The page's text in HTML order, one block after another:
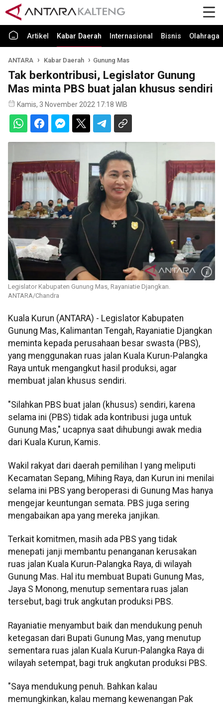
Artikel Kabar Daerah Internasional Bisnis Olahraga
ANTARA Kabar Daerah Gunung Mas
Tak berkontribusi, Legislator Gunung
Mas minta PBS buat jalan khusus sendiri
Kamis, 3 November 2022 17:18 WIB
Legislator Kabupaten Gunung Mas, Rayaniatie Djangkan.
ANTARA/Chandra
Kuala Kurun (ANTARA) - Legislator Kabupaten
Gunung Mas, Kalimantan Tengah, Rayaniatie Djangkan
meminta kepada perusahaan besar swasta (PBS),
yang menggunakan ruas jalan Kuala Kurun-Palangka
Raya untuk mengangkut hasil produksi, agar
membuat jalan khusus sendiri.
"Silahkan PBS buat jalan (khusus) sendiri, karena
selama ini (PBS) tidak ada kontribusi juga untuk
Gunung Mas," ucapnya saat dihubungi awak media
dari Kuala Kurun, Kamis.
Wakil rakyat dari daerah pemilihan I yang meliputi
Kecamatan Sepang, Mihing Raya, dan Kurun ini menilai
selama ini PBS yang beroperasi di Gunung Mas hanya
mengejar keuntungan semata. PBS juga sering
mengabaikan apa yang mereka janjikan.
Terkait komitmen, masih ada PBS yang tidak
menepati janji membantu penanganan kerusakan
ruas jalan Kuala Kurun-Palangka Raya, di wilayah
Gunung Mas. Hal itu membuat Bupati Gunung Mas,
Jaya S Monong, menutup sementara ruas jalan
tersebut, bagi truk angkutan produksi PBS.
Rayaniatie menyambut baik dan mendukung penuh
ketegasan dari Bupati Gunung Mas, yang menutup
sementara ruas jalan Kuala Kurun-Palangka Raya di
wilayah setempat, bagi truk angkutan produksi PBS.
"Saya mendukung penuh. Bahkan kalau
memungkinkan, kalau memang kewenangan Pak